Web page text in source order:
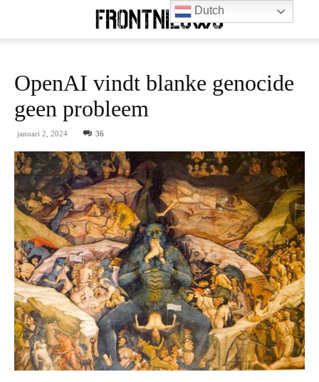
OpenAI vindt blanke genocide
geen probleem
januari 2, 2024 36
Dutch